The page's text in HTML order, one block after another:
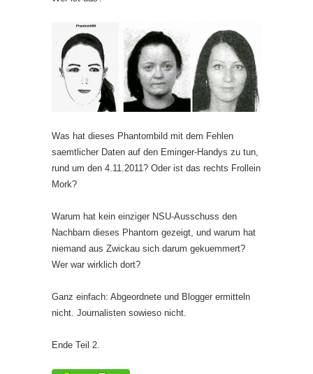
Was hat dieses Phantombild mit dem Fehlen
saemtlicher Daten auf den Eminger-Handys zu tun,
rund um den 4.11.2011? Oder ist das rechts Frollein
Mork?
Warum hat kein einziger NSU-Ausschuss den
Nachbarn dieses Phantom gezeigt, und warum hat
niemand aus Zwickau sich darum gekuemmert?
Wer war wirklich dort?
Ganz einfach: Abgeordnete und Blogger ermitteln
nicht. Journalisten sowieso nicht.
Ende Teil 2.